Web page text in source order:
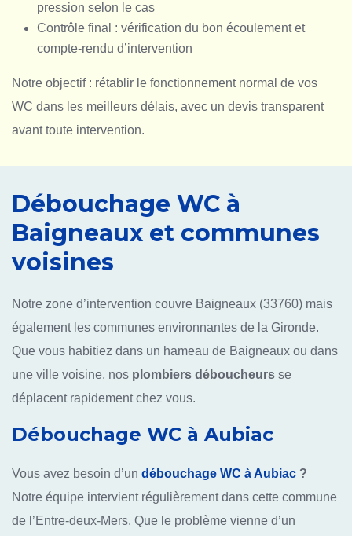
pression selon le cas
Contrôle final : vérification du bon écoulement et
compte-rendu d’intervention
Notre objectif : rétablir le fonctionnement normal de vos
WC dans les meilleurs délais, avec un devis transparent
avant toute intervention.
Débouchage WC à
Baigneaux et communes
voisines
Notre zone d’intervention couvre Baigneaux (33760) mais
également les communes environnantes de la Gironde.
Que vous habitiez dans un hameau de Baigneaux ou dans
une ville voisine, nos plombiers déboucheurs se
déplacent rapidement chez vous.
Débouchage WC à Aubiac
Vous avez besoin d’un débouchage WC à Aubiac ?
Notre équipe intervient régulièrement dans cette commune
de l’Entre-deux-Mers. Que le problème vienne d’un